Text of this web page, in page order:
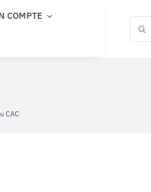
COMPTE
CAC